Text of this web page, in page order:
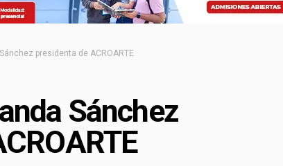
presidenta de ACROARTE
Sánchez